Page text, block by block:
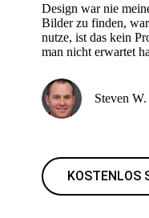
Design war nie
Bilder zu finden,
nutze, ist das kein
man nicht erwartet
Steven
KOSTENLOS